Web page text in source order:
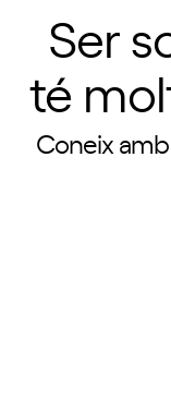
Ser
té
Coneix